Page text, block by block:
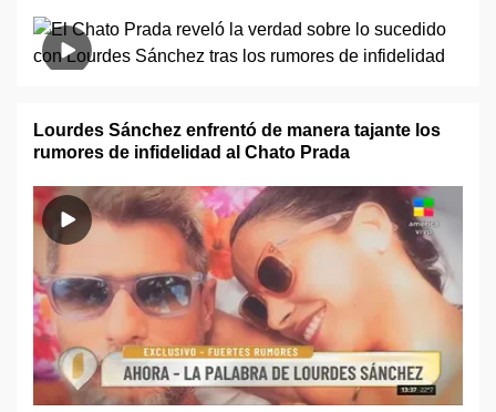
Lourdes Sánchez enfrentó de manera tajante los
rumores de infidelidad al Chato Prada